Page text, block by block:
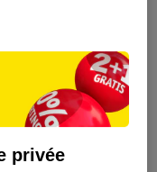
privée